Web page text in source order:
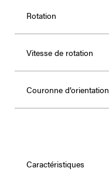
Rotation
Vitesse de rotation
Couronne d’orientation
Caractéristiques